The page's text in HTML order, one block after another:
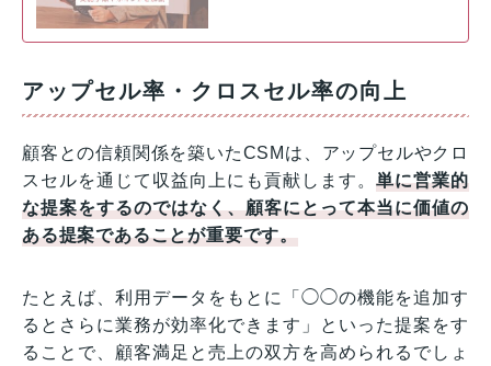
アップセル率・クロスセル率の向上
顧客との信頼関係を築いたCSMは、アップセルやクロ
スセルを通じて収益向上にも貢献します。単に営業的
な提案をするのではなく、顧客にとって本当に価値の
ある提案であることが重要です。
たとえば、利用データをもとに「◯◯の機能を追加す
るとさらに業務が効率化できます」といった提案をす
ることで、顧客満足と売上の双方を高められるでしょ